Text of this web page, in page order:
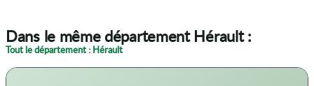
Dans le même département Hérault :
Tout le département : Hérault